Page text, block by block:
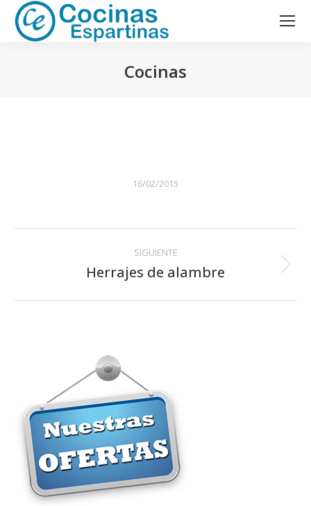
Cocinas
16/02/2015
Navegación
álbumes
SIGUIENTE
Álbum
Herrajes de alambre